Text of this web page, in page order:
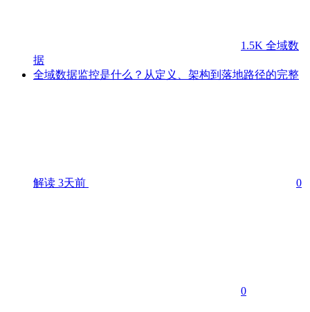
1.5K 全域数
据
全域数据监控是什么？从定义、架构到落地路径的完整
解读 3天前 0
0